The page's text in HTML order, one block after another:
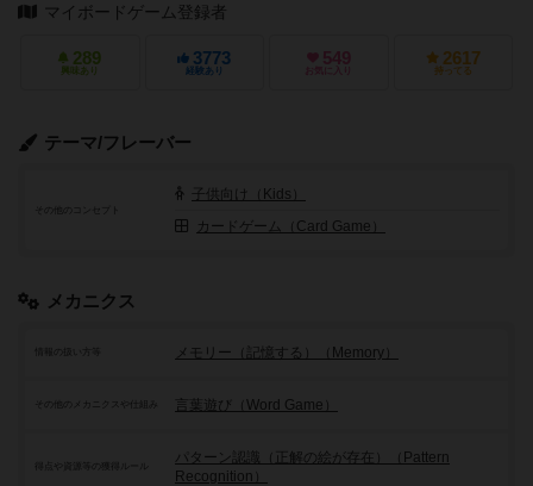
マイボードゲーム登録者
289
興味あり
3773
経験あり
549
お気に入り
2617
持ってる
テーマ/フレーバー
その他のコンセプト
子供向け（Kids）
カードゲーム（Card Game）
メカニクス
メモリー（記憶する）（Memory）
その他のメカニクスや仕組み 言葉遊び（Word Game）
パターン認識（正解の絵が存在）（Pattern
Recognition）